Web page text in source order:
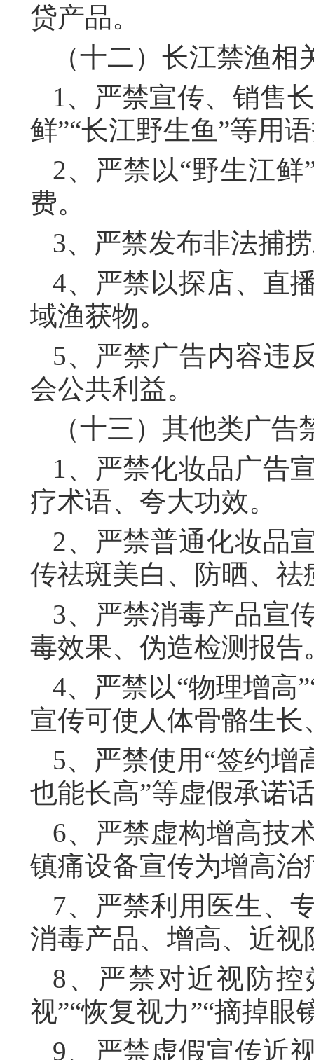
贷产品。
（十二）长江禁渔
1、严禁宣传、销售
鲜”“长江野生鱼”等用
2、严禁以“野生江
费。
3、严禁发布非法捕
4、严禁以探店、直
域渔获物。
5、严禁广告内容违
会公共利益。
（十三）其他类广告
1、严禁化妆品广告
疗术语、夸大功效。
2、严禁普通化妆品
传祛斑美白、防晒、祛
3、严禁消毒产品宣
毒效果、伪造检测报告
4、严禁以“物理增高
宣传可使人体骨骼生
5、严禁使用“签约增
也能长高”等虚假承诺
6、严禁虚构增高技
镇痛设备宣传为增高治
7、严禁利用医生、
消毒产品、增高、近
8、严禁对近视防
视”“恢复视力”“摘掉眼
9、严禁虚假宣传近